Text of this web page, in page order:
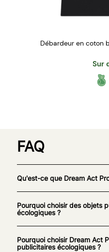
Débardeur en coton
Sur
FAQ
Qu'est-ce que Dream Act
Pourquoi choisir des objets
écologiques ?
Pourquoi choisir Dream Act
publicitaires écologiques ?